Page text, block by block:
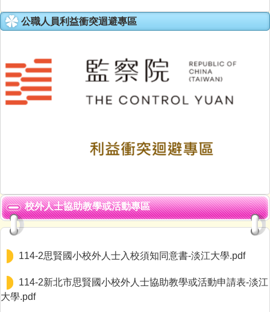
公職人員利益衝突迴避專區
校外人士協助教學或活動專區
114-2思賢國小校外人士入校須知同意書-淡江大學.pdf
114-2新北市思賢國小校外人士協助教學或活動申請表-淡江
大學.pdf